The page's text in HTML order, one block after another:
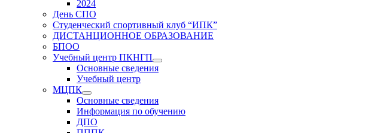
2024
День СПО
Студенческий спортивный клуб “ИПК”
ДИСТАНЦИОННОЕ ОБРАЗОВАНИЕ
БПОО
Учебный центр ПКНГП
Show
sub
Основные сведения
Учебный центр
МЦПК
Show
sub
menu
Основные сведения
Информация по обучению
ДПО